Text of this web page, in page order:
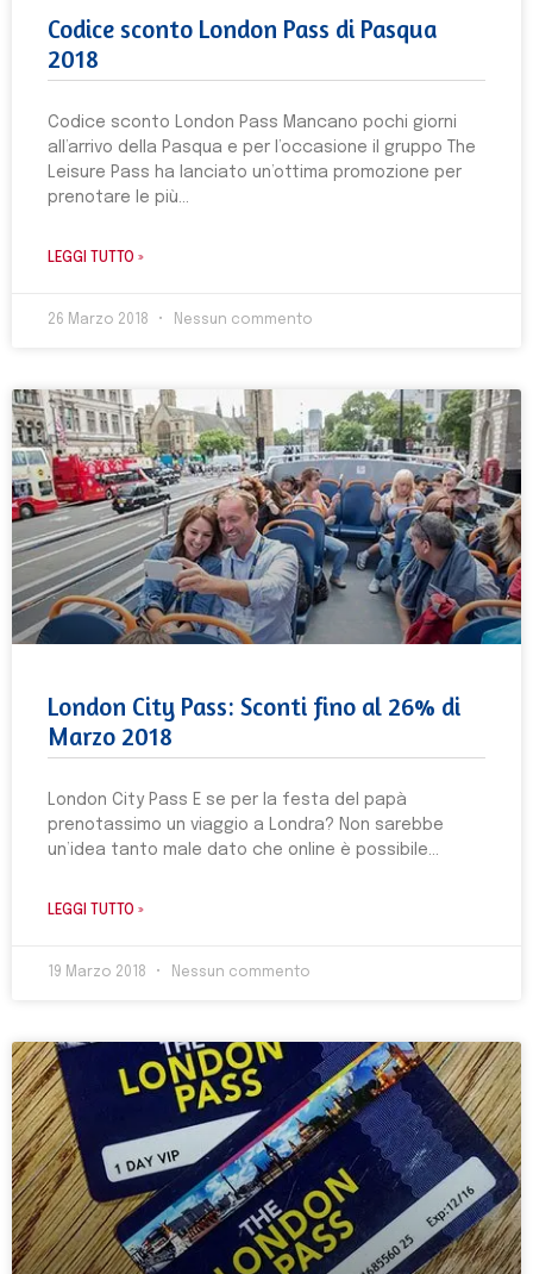
Codice sconto London Pass di Pasqua
2018
Codice sconto London Pass Mancano pochi giorni
all’arrivo della Pasqua e per l’occasione il gruppo The
Leisure Pass ha lanciato un’ottima promozione per
prenotare le più
LEGGI TUTTO »
26 Marzo 2018 Nessun commento
London City Pass: Sconti fino al 26% di
Marzo 2018
London City Pass E se per la festa del papà
prenotassimo un viaggio a Londra? Non sarebbe
un’idea tanto male dato che online è possibile
LEGGI TUTTO »
19 Marzo 2018 Nessun commento